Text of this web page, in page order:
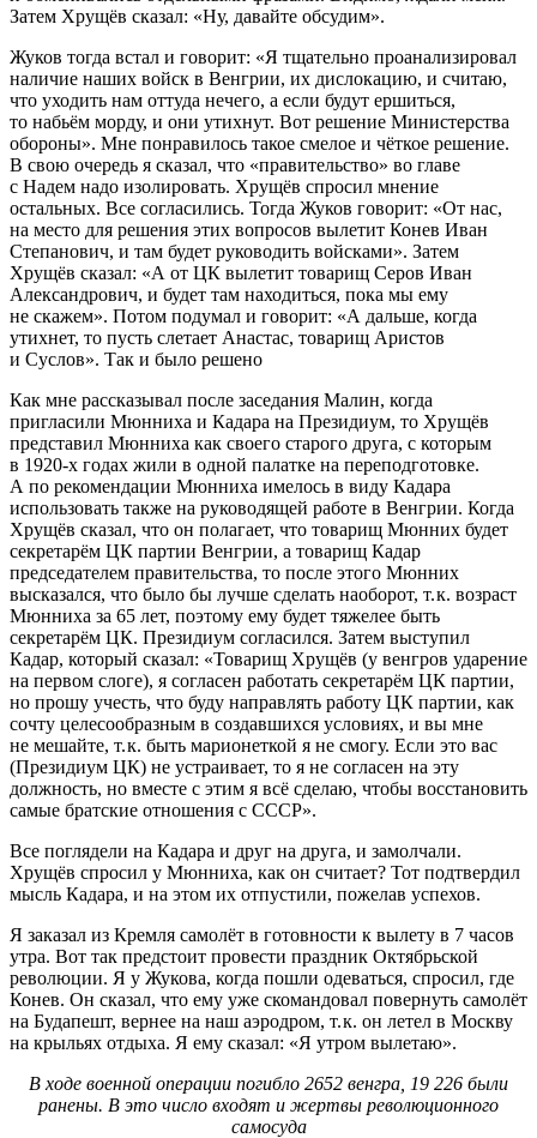
Затем Хрущёв сказал: «Ну, давайте обсудим».
Жуков тогда встал и говорит: «Я тщательно проанализировал
наличие наших войск в Венгрии, их дислокацию, и считаю,
что уходить нам оттуда нечего, а если будут ершиться,
то набьём морду, и они утихнут. Вот решение Министерства
обороны». Мне понравилось такое смелое и чёткое решение.
В свою очередь я сказал, что «правительство» во главе
с Надем надо изолировать. Хрущёв спросил мнение
остальных. Все согласились. Тогда Жуков говорит: «От нас,
на место для решения этих вопросов вылетит Конев Иван
Степанович, и там будет руководить войсками». Затем
Хрущёв сказал: «А от ЦК вылетит товарищ Серов Иван
Александрович, и будет там находиться, пока мы ему
не скажем». Потом подумал и говорит: «А дальше, когда
утихнет, то пусть слетает Анастас, товарищ Аристов
и Суслов». Так и было решено
Как мне рассказывал после заседания Малин, когда
пригласили Мюнниха и Кадара на Президиум, то Хрущёв
представил Мюнниха как своего старого друга, с которым
в 1920-х годах жили в одной палатке на переподготовке.
А по рекомендации Мюнниха имелось в виду Кадара
использовать также на руководящей работе в Венгрии. Когда
Хрущёв сказал, что он полагает, что товарищ Мюнних будет
секретарём ЦК партии Венгрии, а товарищ Кадар
председателем правительства, то после этого Мюнних
высказался, что было бы лучше сделать наоборот, т. к. возраст
Мюнниха за 65 лет, поэтому ему будет тяжелее быть
секретарём ЦК. Президиум согласился. Затем выступил
Кадар, который сказал: «Товарищ Хрущёв (у венгров ударение
на первом слоге), я согласен работать секретарём ЦК партии,
но прошу учесть, что буду направлять работу ЦК партии, как
сочту целесообразным в создавшихся условиях, и вы мне
не мешайте, т. к. быть марионеткой я не смогу. Если это вас
(Президиум ЦК) не устраивает, то я не согласен на эту
должность, но вместе с этим я всё сделаю, чтобы восстановить
самые братские отношения с СССР».
Все поглядели на Кадара и друг на друга, и замолчали.
Хрущёв спросил у Мюнниха, как он считает? Тот подтвердил
мысль Кадара, и на этом их отпустили, пожелав успехов.
Я заказал из Кремля самолёт в готовности к вылету в 7 часов
утра. Вот так предстоит провести праздник Октябрьской
революции. Я у Жукова, когда пошли одеваться, спросил, где
Конев. Он сказал, что ему уже скомандовал повернуть самолёт
на Будапешт, вернее на наш аэродром, т. к. он летел в Москву
на крыльях отдыха. Я ему сказал: «Я утром вылетаю».
В ходе военной операции погибло 2652 венгра, 19 226 были
ранены. В это число входят и жертвы революционного
самосуда